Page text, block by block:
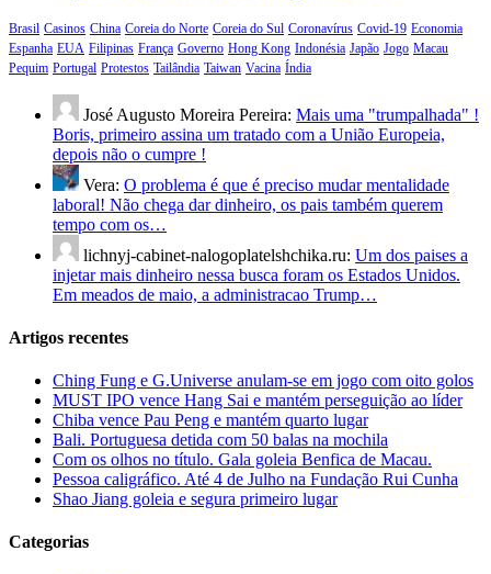
Brasil Casinos China Coreia do Norte Coreia do Sul Coronavírus Covid-19 Economia
Espanha EUA Filipinas França Governo Hong Kong Indonésia Japão Jogo Macau
Pequim Portugal Protestos Tailândia Taiwan Vacina Índia
José Augusto Moreira Pereira: Mais uma "trumpalhada" !
Boris, primeiro assina um tratado com a União Europeia,
depois não o cumpre !
Vera: O problema é que é preciso mudar mentalidade
laboral! Não chega dar dinheiro, os pais também querem
tempo com os…
lichnyj-cabinet-nalogoplatelshchika.ru: Um dos paises a
injetar mais dinheiro nessa busca foram os Estados Unidos.
Em meados de maio, a administracao Trump…
Artigos recentes
Ching Fung e G.Universe anulam-se em jogo com oito golos
MUST IPO vence Hang Sai e mantém perseguição ao líder
Chiba vence Pau Peng e mantém quarto lugar
Bali. Portuguesa detida com 50 balas na mochila
Com os olhos no título. Gala goleia Benfica de Macau.
Pessoa caligráfico. Até 4 de Julho na Fundação Rui Cunha
Shao Jiang goleia e segura primeiro lugar
Categorias